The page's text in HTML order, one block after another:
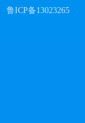
鲁ICP备13023265